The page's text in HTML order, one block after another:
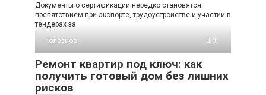
Документы о сертификации нередко становятся
препятствием при экспорте, трудоустройстве и участии в
тендерах за
Полезное
0
Ремонт квартир под ключ: как
получить готовый дом без лишних
рисков